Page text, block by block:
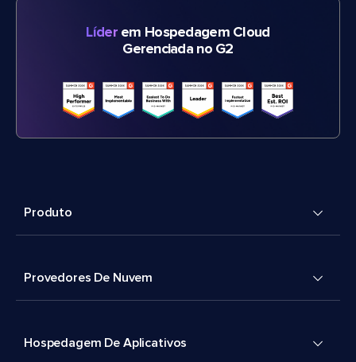
Líderem Hospedagem Cloud
Gerenciada no G2
Produto
Provedores De Nuvem
Hospedagem De Aplicativos